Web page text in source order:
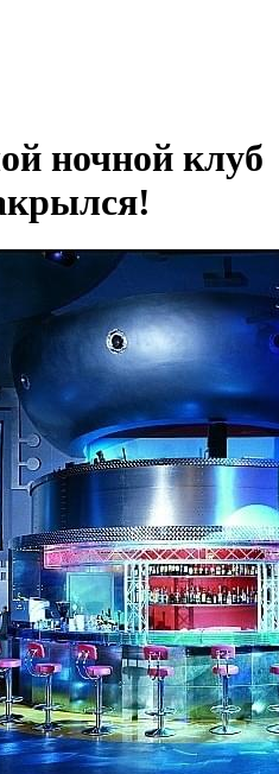
ночной клуб